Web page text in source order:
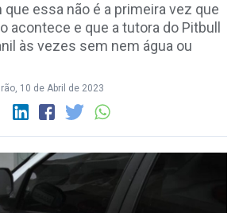
essa não é a primeira vez que
acontece e que a tutora do Pitbull
às vezes sem nem água ou
10 de Abril de 2023